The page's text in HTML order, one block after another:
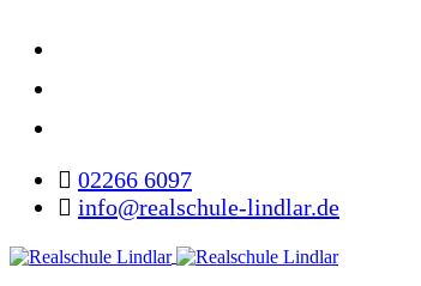
02266 6097
info@realschule-lindlar.de